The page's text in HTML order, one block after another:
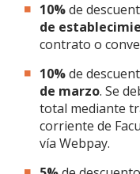
10%de
de
contrato o
10%de
de marzo. Se
total mediante
corriente de
vía Webpay.